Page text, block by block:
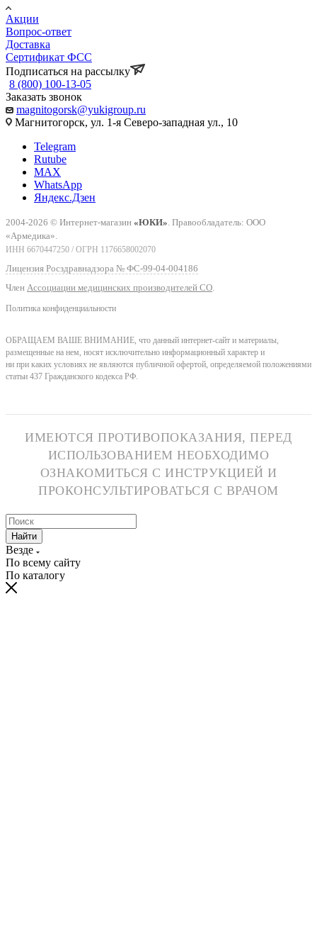
Акции
Вопрос-ответ
Доставка
Сертификат ФСС
Подписаться на рассылку
8 (800) 100-13-05
Заказать звонок
magnitogorsk@yukigroup.ru
Магнитогорск, ул. 1-я Северо-западная ул., 10
Telegram
Rutube
MAX
WhatsApp
Яндекс.Дзен
2004-2026 © Интернет-магазин «ЮКИ» . Правообладатель: ООО
«Армедика».
ИНН 6670447250 / ОГРН 1176658002070
Лицензия Росздравнадзора № ФС-99-04-004186
Член Ассоциации медицинских производителей СО
Политика конфиденциальности
ОБРАЩАЕМ ВАШЕ ВНИМАНИЕ, что данный интернет-сайт и материалы,
размещенные на нем, носят исключительно информационный характер и
ни при каких условиях не являются публичной офертой, определяемой положениями
статьи 437 Гражданского кодекса РФ.
ИМЕЮТСЯ ПРОТИВОПОКАЗАНИЯ, ПЕРЕД
ИСПОЛЬЗОВАНИЕМ НЕОБХОДИМО
ОЗНАКОМИТЬСЯ С ИНСТРУКЦИЕЙ И
ПРОКОНСУЛЬТИРОВАТЬСЯ С ВРАЧОМ
Найти
Везде
По всему сайту
По каталогу